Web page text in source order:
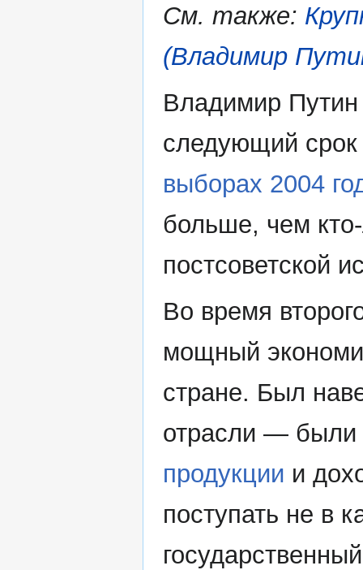
См. также:
(Владимир
Владимир
следующий
выборах 2004
больше, чем
постсоветской
Во время
мощный
стране. Был
отрасли —
продукции и
поступать не в